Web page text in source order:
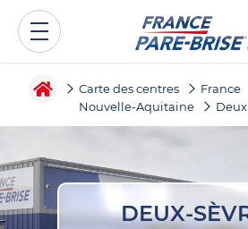
Carte des centres
France
Nouvelle-Aquitaine
DEUX-